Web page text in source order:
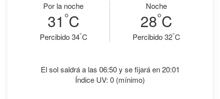
Por la noche
31 °C
Percibido 34°C
Noche
28°C
Percibido 32°C
El sol saldrá a las 06:50 y se fijará en 20:01
Índice UV: 0 (mínimo)